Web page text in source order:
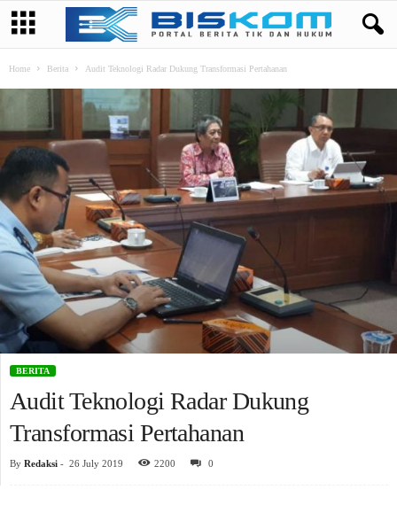
Home Berita Audit Teknologi Radar Dukung Transformasi Pertahanan
BERITA
Audit Teknologi Radar Dukung
Transformasi Pertahanan
By Redaksi - 26 July 2019 2200 0